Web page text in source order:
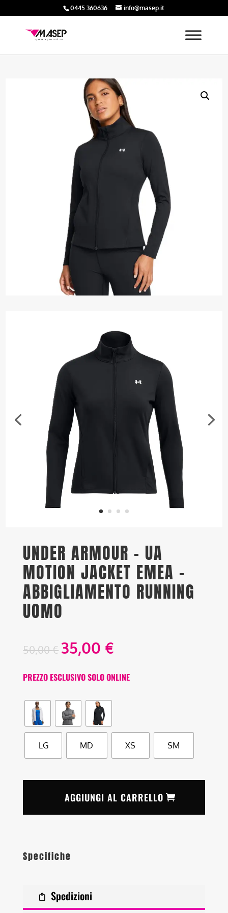
0445 360636 info@masep.it
UNDER ARMOUR – UA
MOTION JACKET EMEA –
ABBIGLIAMENTO RUNNING
UOMO
50,00€ 35,00 €
PREZZO ESCLUSIVO SOLO ONLINE
LG MD XS SM
AGGIUNGI AL CARRELLO
Specifiche
Spedizioni